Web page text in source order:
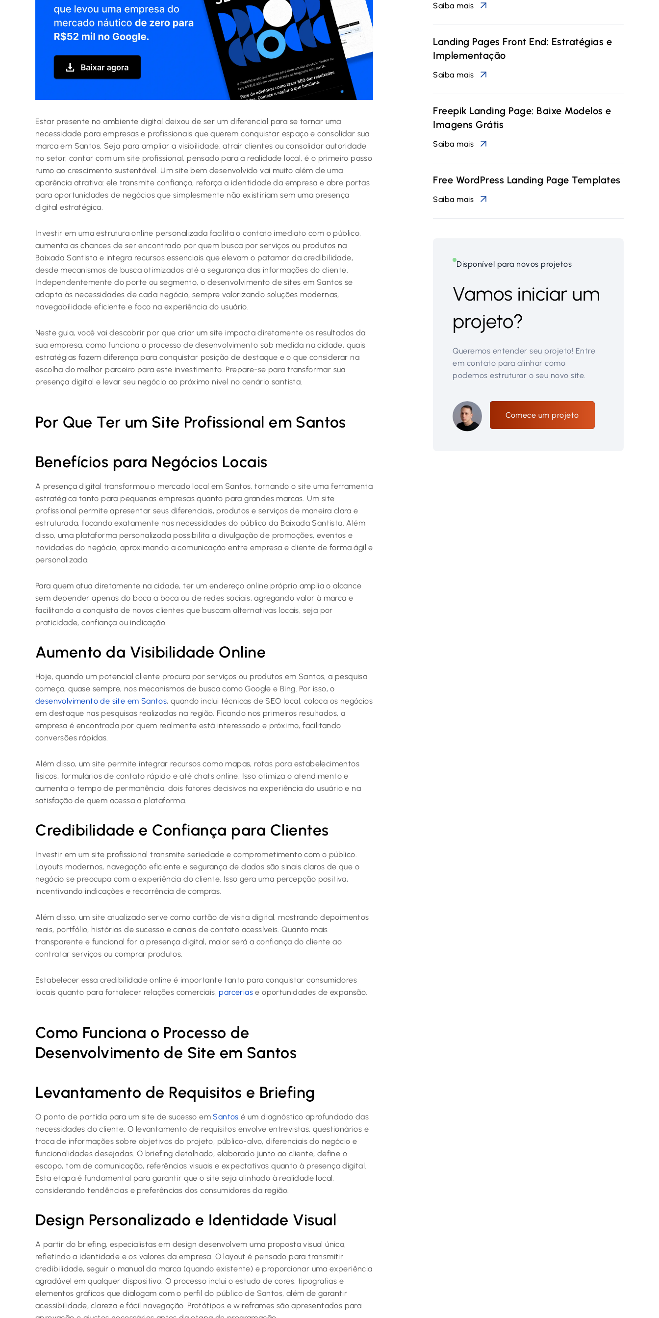
Estar presente no ambiente digital deixou de ser um diferencial para se tornar uma
necessidade para empresas e profissionais que querem conquistar espaço e consolidar sua
marca em Santos. Seja para ampliar a visibilidade, atrair clientes ou consolidar autoridade
no setor, contar com um site profissional, pensado para a realidade local, é o primeiro passo
rumo ao crescimento sustentável. Um site bem desenvolvido vai muito além de uma
aparência atrativa: ele transmite confiança, reforça a identidade da empresa e abre portas
para oportunidades de negócios que simplesmente não existiriam sem uma presença
digital estratégica.
Investir em uma estrutura online personalizada facilita o contato imediato com o público,
aumenta as chances de ser encontrado por quem busca por serviços ou produtos na
Baixada Santista e integra recursos essenciais que elevam o patamar da credibilidade,
desde mecanismos de busca otimizados até a segurança das informações do cliente.
Independentemente do porte ou segmento, o desenvolvimento de sites em Santos se
adapta às necessidades de cada negócio, sempre valorizando soluções modernas,
navegabilidade eficiente e foco na experiência do usuário.
Neste guia, você vai descobrir por que criar um site impacta diretamente os resultados da
sua empresa, como funciona o processo de desenvolvimento sob medida na cidade, quais
estratégias fazem diferença para conquistar posição de destaque e o que considerar na
escolha do melhor parceiro para este investimento. Prepare-se para transformar sua
presença digital e levar seu negócio ao próximo nível no cenário santista.
Por Que Ter um Site Profissional em Santos
Benefícios para Negócios Locais
A presença digital transformou o mercado local em Santos, tornando o site uma ferramenta
estratégica tanto para pequenas empresas quanto para grandes marcas. Um site
profissional permite apresentar seus diferenciais, produtos e serviços de maneira clara e
estruturada, focando exatamente nas necessidades do público da Baixada Santista. Além
disso, uma plataforma personalizada possibilita a divulgação de promoções, eventos e
novidades do negócio, aproximando a comunicação entre empresa e cliente de forma ágil e
personalizada.
Para quem atua diretamente na cidade, ter um endereço online próprio amplia o alcance
sem depender apenas do boca a boca ou de redes sociais, agregando valor à marca e
facilitando a conquista de novos clientes que buscam alternativas locais, seja por
praticidade, confiança ou indicação.
Aumento da Visibilidade Online
Hoje, quando um potencial cliente procura por serviços ou produtos em Santos, a pesquisa
começa, quase sempre, nos mecanismos de busca como Google e Bing. Por isso, o
desenvolvimento de site em Santos, quando inclui técnicas de SEO local, coloca os negócios
em destaque nas pesquisas realizadas na região. Ficando nos primeiros resultados, a
empresa é encontrada por quem realmente está interessado e próximo, facilitando
conversões rápidas.
Além disso, um site permite integrar recursos como mapas, rotas para estabelecimentos
físicos, formulários de contato rápido e até chats online. Isso otimiza o atendimento e
aumenta o tempo de permanência, dois fatores decisivos na experiência do usuário e na
satisfação de quem acessa a plataforma.
Credibilidade e Confiança para Clientes
Investir em um site profissional transmite seriedade e comprometimento com o público.
Layouts modernos, navegação eficiente e segurança de dados são sinais claros de que o
negócio se preocupa com a experiência do cliente. Isso gera uma percepção positiva,
incentivando indicações e recorrência de compras.
Além disso, um site atualizado serve como cartão de visita digital, mostrando depoimentos
reais, portfólio, histórias de sucesso e canais de contato acessíveis. Quanto mais
transparente e funcional for a presença digital, maior será a confiança do cliente ao
contratar serviços ou comprar produtos.
Estabelecer essa credibilidade online é importante tanto para conquistar consumidores
locais quanto para fortalecer relações comerciais, parcerias e oportunidades de expansão.
Como Funciona o Processo de
Desenvolvimento de Site em Santos
Levantamento de Requisitos e Briefing
O ponto de partida para um site de sucesso em Santos é um diagnóstico aprofundado das
necessidades do cliente. O levantamento de requisitos envolve entrevistas, questionários e
troca de informações sobre objetivos do projeto, público-alvo, diferenciais do negócio e
funcionalidades desejadas. O briefing detalhado, elaborado junto ao cliente, define o
escopo, tom de comunicação, referências visuais e expectativas quanto à presença digital.
Esta etapa é fundamental para garantir que o site seja alinhado à realidade local,
considerando tendências e preferências dos consumidores da região.
Design Personalizado e Identidade Visual
A partir do briefing, especialistas em design desenvolvem uma proposta visual única,
refletindo a identidade e os valores da empresa. O layout é pensado para transmitir
credibilidade, seguir o manual da marca (quando existente) e proporcionar uma experiência
agradável em qualquer dispositivo. O processo inclui o estudo de cores, tipografias e
elementos gráficos que dialogam com o perfil do público de Santos, além de garantir
acessibilidade, clareza e fácil navegação. Protótipos e wireframes são apresentados para
Saiba mais
Landing Pages Front End: Estratégias e
Implementação
Saiba mais
Freepik Landing Page: Baixe Modelos e
Imagens Grátis
Saiba mais
Free WordPress Landing Page Templates
Saiba mais
Disponível para novos projetos
Vamos iniciar um
projeto?
Queremos entender seu projeto! Entre
em contato para alinhar como
podemos estruturar o seu novo site.
Comece um projeto